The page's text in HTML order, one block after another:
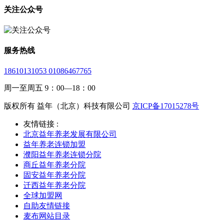
关注公众号
服务热线
18610131053 01086467765
周一至周五 9：00—18：00
版权所有 益年（北京）科技有限公司 京ICP备17015278号
友情链接 :
北京益年养老发展有限公司
益年养老连锁加盟
濮阳益年养老连锁分院
商丘益年养老分院
固安益年养老分院
迁西益年养老分院
全球加盟网
自助友情链接
麦布网站目录